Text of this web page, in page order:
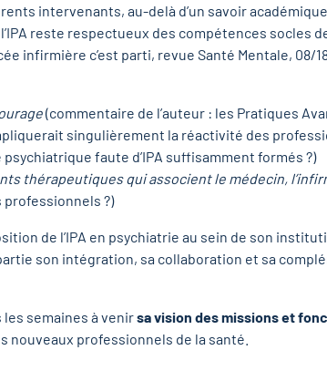
intervenants, au-delà d’un savoir
reste respectueux des compétences socles
infirmière c’est parti, revue Santé Mentale, 08/
(commentaire de l’auteur : les Pratiques
singulièrement la réactivité des
faute d’IPA suffisamment formés ?)
thérapeutiques qui associent le médecin,
professionnels ?)
de l’IPA en psychiatrie au sein de son
son intégration, sa collaboration et sa
les semaines à venirsa vision des missions et
nouveaux professionnels de la santé.